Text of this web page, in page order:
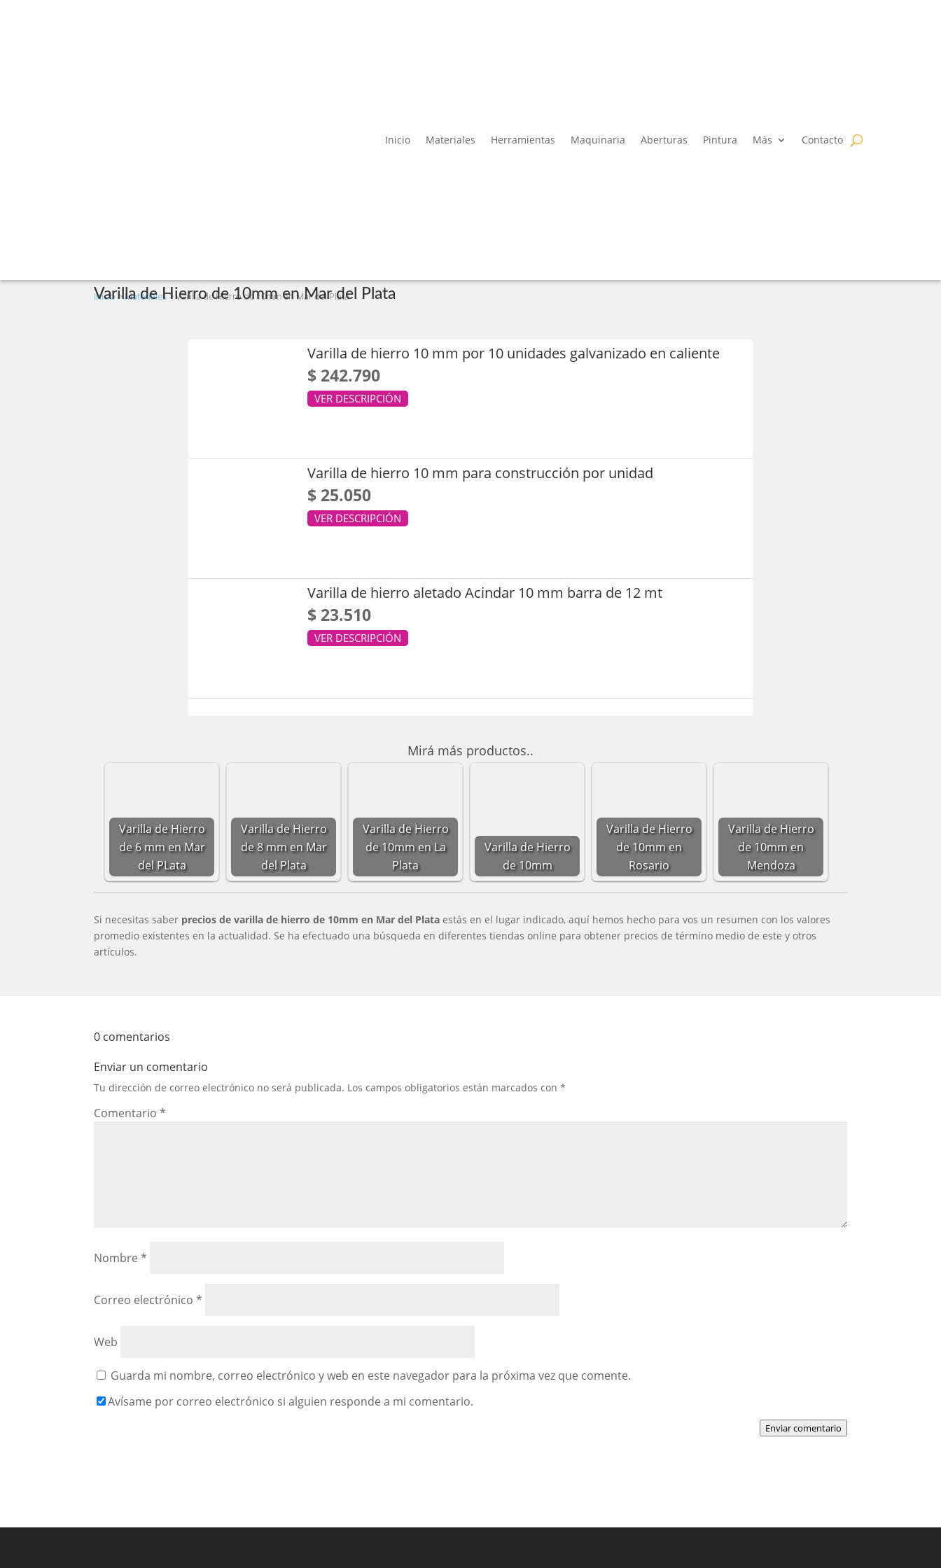
Inicio Materiales Herramientas Maquinaria Aberturas Pintura Más Contacto
Inicio>Materiales>Varilla de Hierro de 10mm en Mar del Plata
Varilla de Hierro de 10mm en Mar del Plata
Varilla de hierro 10 mm por 10 unidades galvanizado en caliente
$ 242.790
VER DESCRIPCIÓN
Varilla de hierro 10 mm para construcción por unidad
$ 25.050
VER DESCRIPCIÓN
Varilla de hierro aletado Acindar 10 mm barra de 12 mt
$ 23.510
VER DESCRIPCIÓN
Mirá más productos..
Varilla de Hierro
de 6 mm en Mar
del PLata
Varilla de Hierro
de 8 mm en Mar
del Plata
Varilla de Hierro
de 10mm en La
Plata
Varilla de Hierro
de 10mm
Varilla de Hierro
de 10mm en
Rosario
Varilla de Hierro
de 10mm en
Mendoza
Si necesitas saber precios de varilla de hierro de 10mm en Mar del Plata estás en el lugar indicado, aquí hemos hecho para vos un resumen con los valores
promedio existentes en la actualidad. Se ha efectuado una búsqueda en diferentes tiendas online para obtener precios de término medio de este y otros
artículos.
0 comentarios
Enviar un comentario
Tu dirección de correo electrónico no será publicada. Los campos obligatorios están marcados con*
Comentario*
Nombre*
Correo electrónico*
Web
Guarda mi nombre, correo electrónico y web en este navegador para la próxima vez que comente.
Avísame por correo electrónico si alguien responde a mi comentario.
Enviar comentario